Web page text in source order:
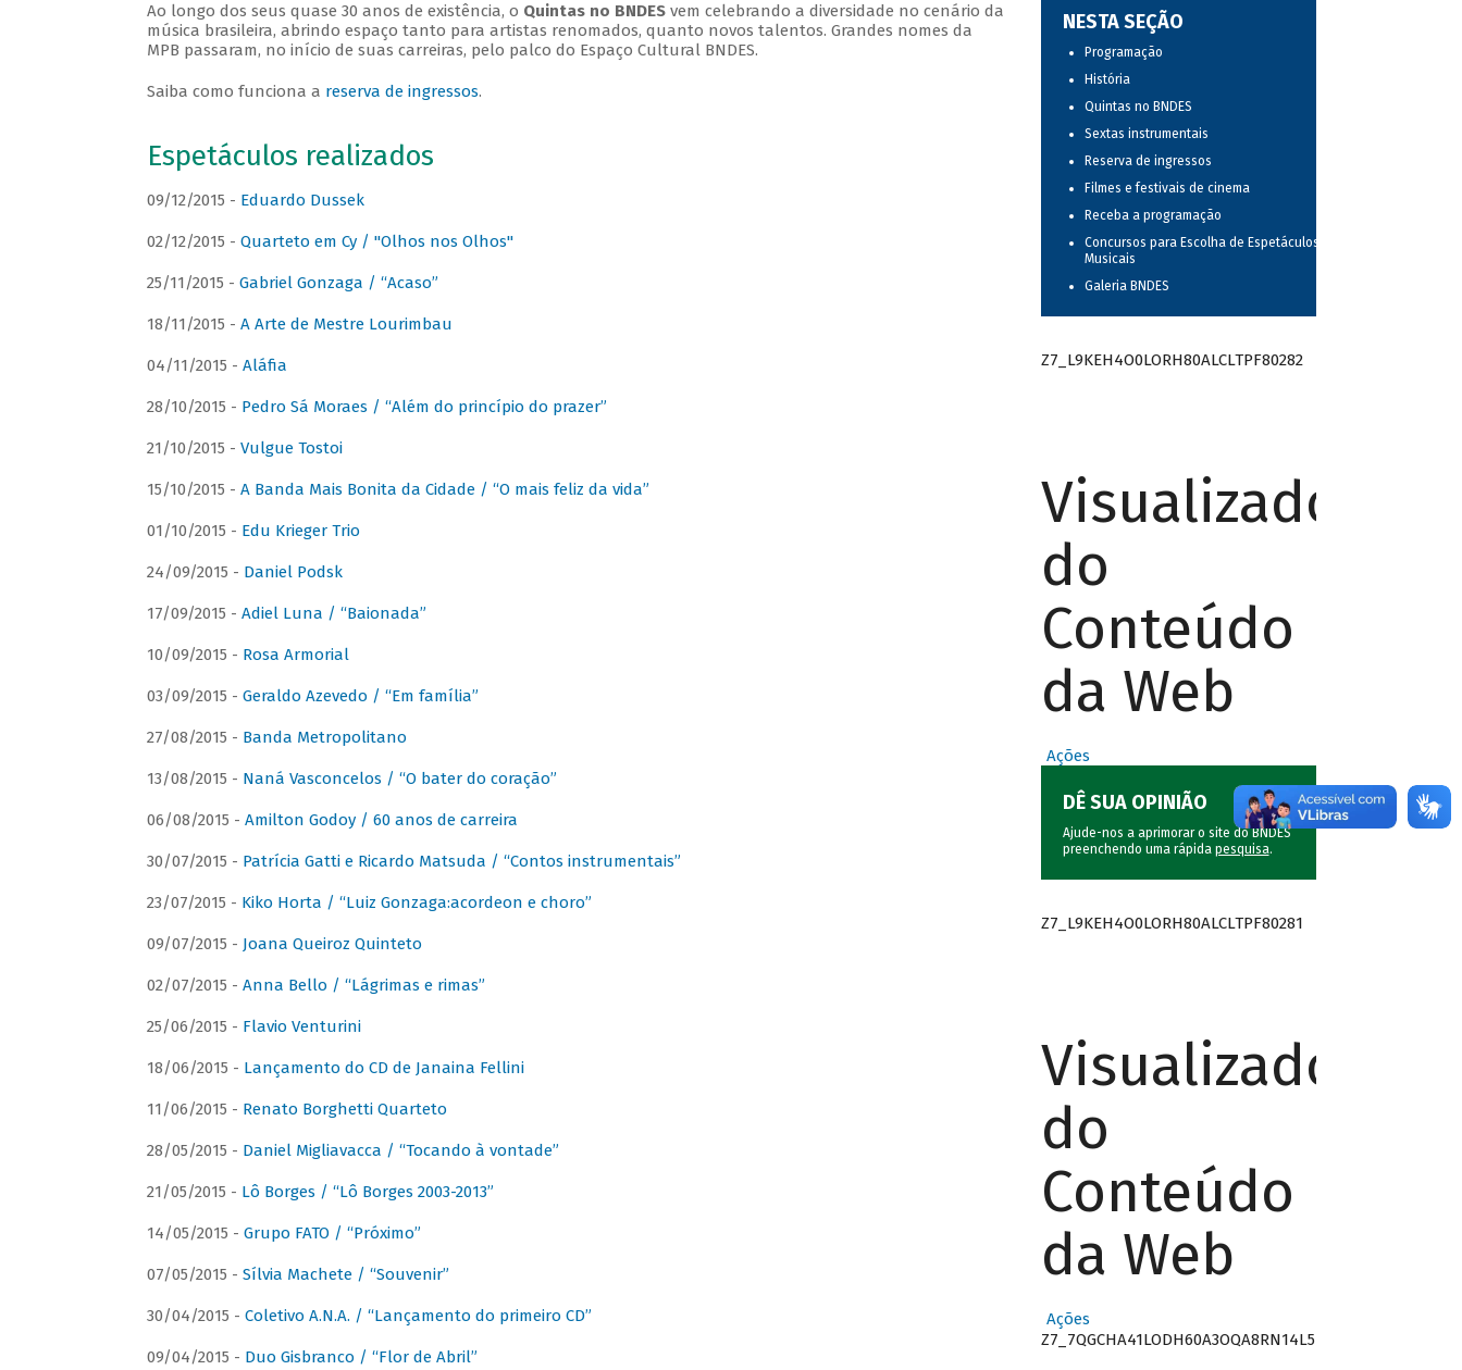
Ao longo dos seus quase 30 anos de existência, o Quintas no BNDESvem celebrando a diversidade no cenário da
música brasileira, abrindo espaço tanto para artistas renomados, quanto novos talentos. Grandes nomes da
MPB passaram, no início de suas carreiras, pelo palco do Espaço Cultural BNDES.
Saiba como funciona a reserva de ingressos.
Espetáculos realizados
09/12/2015 - Eduardo Dussek
02/12/2015 - Quarteto em Cy / "Olhos nos Olhos"
25/11/2015 - Gabriel Gonzaga / “Acaso”
18/11/2015 - A Arte de Mestre Lourimbau
04/11/2015 - Aláfia
28/10/2015 - Pedro Sá Moraes / “Além do princípio do prazer”
21/10/2015 - Vulgue Tostoi
15/10/2015 - A Banda Mais Bonita da Cidade / “O mais feliz da vida”
01/10/2015 - Edu Krieger Trio
24/09/2015 - Daniel Podsk
17/09/2015 - Adiel Luna / “Baionada”
10/09/2015 - Rosa Armorial
03/09/2015 - Geraldo Azevedo / “Em família”
27/08/2015 - Banda Metropolitano
13/08/2015 - Naná Vasconcelos / “O bater do coração”
06/08/2015 - Amilton Godoy / 60 anos de carreira
30/07/2015 - Patrícia Gatti e Ricardo Matsuda / “Contos instrumentais”
23/07/2015 - Kiko Horta / “Luiz Gonzaga:acordeon e choro”
09/07/2015 - Joana Queiroz Quinteto
02/07/2015 - Anna Bello / “Lágrimas e rimas”
25/06/2015 - Flavio Venturini
18/06/2015 - Lançamento do CD de Janaina Fellini
11/06/2015 - Renato Borghetti Quarteto
28/05/2015 - Daniel Migliavacca / “Tocando à vontade”
21/05/2015 - Lô Borges / “Lô Borges 2003-2013”
14/05/2015 - Grupo FATO / “Próximo”
07/05/2015 - Sílvia Machete / “Souvenir”
30/04/2015 - Coletivo A.N.A. / “Lançamento do primeiro CD”
09/04/2015 - Duo Gisbranco / “Flor de Abril”
NESTA SEÇÃO
Programação
História
Quintas no BNDES
Sextas instrumentais
Reserva de ingressos
Filmes e festivais de cinema
Receba a programação
Concursos para Escolha de Espetáculos
Musicais
Galeria BNDES
Z7_L9KEH4O0LORH80ALCLTPF80282
Visualizador
do
Conteúdo
da Web
Ações
DÊ SUA OPINIÃO
Ajude-nos a aprimorar o site do BNDES
preenchendo uma rápida pesquisa.
Z7_L9KEH4O0LORH80ALCLTPF80281
Visualizador
do
Conteúdo
da Web
Ações
Z7_7QGCHA41LODH60A3OQA8RN14L5